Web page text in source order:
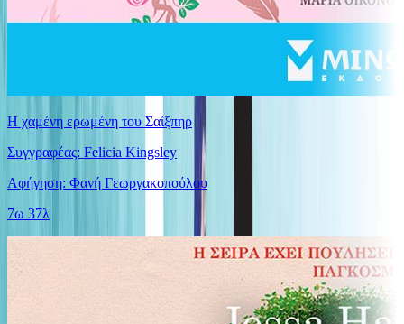
Η χαμένη ερωμένη του Σαίξπηρ
Συγγραφέας: Felicia Kingsley
Αφήγηση: Φανή Γεωργακοπούλου
7ω 37λ